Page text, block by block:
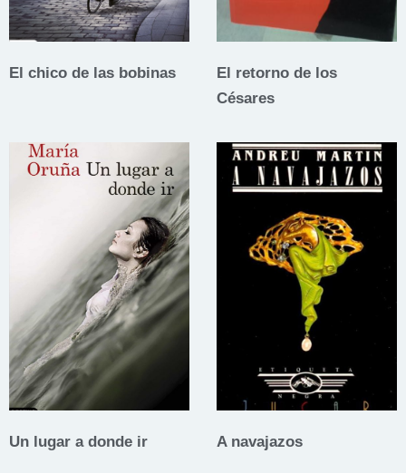
El chico de las bobinas
El retorno de los
Césares
Un lugar a donde ir A navajazos